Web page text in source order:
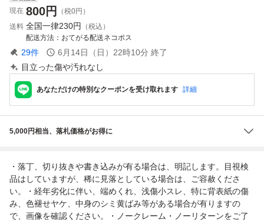
現在 800円
（税0円）
送料 全国一律230円
（税込）
配送方法
おてがる配送ネコポス
29件 6月14日（日）22時10分 終了
目立った傷や汚れなし
あなただけの特別なクーポンを受け取れます 詳細
5,000円相当、落札価格がお得に
・落丁、切り抜きや書き込みが有る場合は、明記します。目視検
品はしていますが、稀に見落としている場合は、ご容赦くださ
い。・経年劣化に伴い、端めくれ、浅傷小スレ、特に背表紙の傷
み、色褪せヤケ、中身のシミ黄ばみ等がある場合が有りますの
で、画像を確認ください。・ノークレーム・ノーリターンをご了